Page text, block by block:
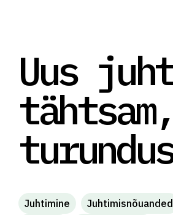
Uus
Juhtimine Juhtimisnõuanded